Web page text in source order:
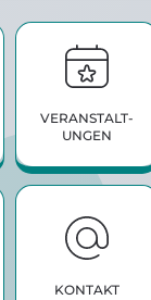
VERANSTALT­
UNGEN
KONTAKT